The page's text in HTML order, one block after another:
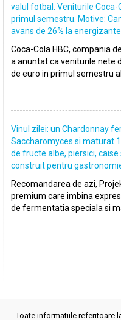
valul fotbal. Veniturile Coca-
primul semestru. Motive:
avans de 26% la energizante
Coca-Cola HBC, compania
a anuntat ca veniturile nete
de euro in primul semestru
Vinul zilei: un Chardonnay
Saccharomyces si maturat
de fructe albe, piersici,
construit pentru
Recomandarea de azi,
premium care imbina
de fermentatia speciala si
Toate informatiile referitoare